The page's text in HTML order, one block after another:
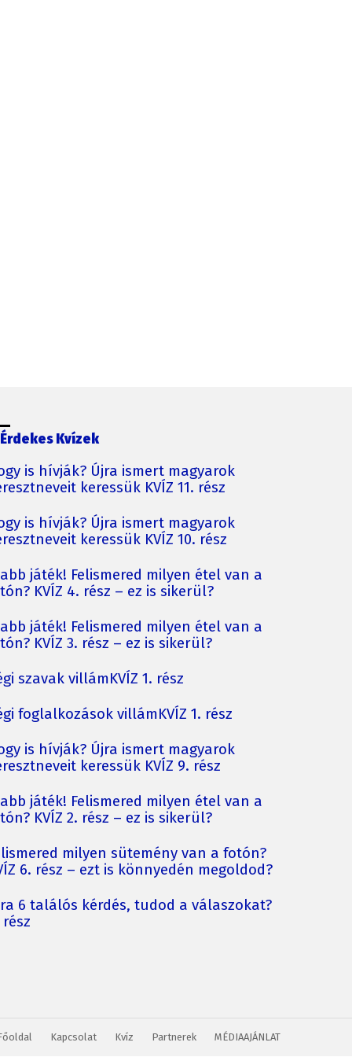
Érdekes Kvízek
is hívják? Újra ismert magyarok
keressük KVÍZ 11. rész
is hívják? Újra ismert magyarok
keressük KVÍZ 10. rész
játék! Felismered milyen étel van a
KVÍZ 4. rész – ez is sikerül?
játék! Felismered milyen étel van a
KVÍZ 3. rész – ez is sikerül?
szavak villámKVÍZ 1. rész
foglalkozások villámKVÍZ 1. rész
is hívják? Újra ismert magyarok
keressük KVÍZ 9. rész
játék! Felismered milyen étel van a
KVÍZ 2. rész – ez is sikerül?
milyen sütemény van a fotón?
6. rész – ezt is könnyedén megoldod?
6 találós kérdés, tudod a válaszokat?
rész
Kapcsolat Kvíz Partnerek MÉDIAAJÁNLAT